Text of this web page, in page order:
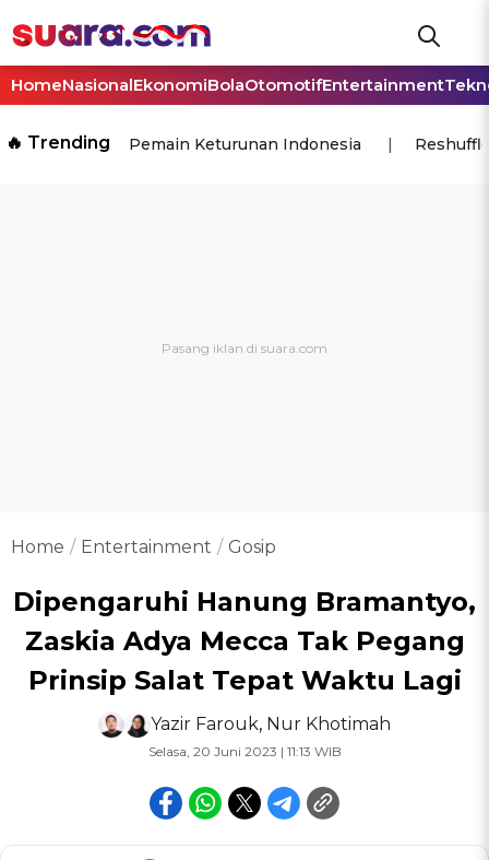
HomeNasionalEkonomiBolaOtomotifEntertainment
🔥 Trending Pemain Keturunan Indonesia
Home Entertainment Gosip
Dipengaruhi Hanung Bramantyo,
Zaskia Adya Mecca Tak Pegang
Prinsip Salat Tepat Waktu Lagi
Yazir Farouk, Nur Khotimah
Selasa, 20 Juni 2023 | 11:13 WIB